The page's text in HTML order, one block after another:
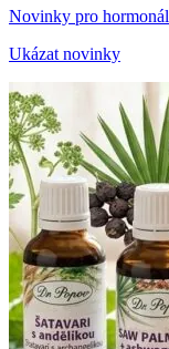
Novinky pro
Ukázat novinky